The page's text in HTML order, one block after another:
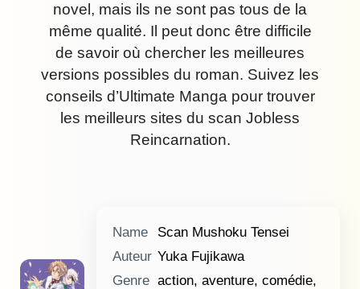
novel, mais ils ne sont pas tous de la
même qualité. Il peut donc être difficile
de savoir où chercher les meilleures
versions possibles du roman. Suivez les
conseils d’Ultimate Manga pour trouver
les meilleurs sites du scan Jobless
Reincarnation.
Name
Scan Mushoku Tensei
Auteur Yuka Fujikawa
Genre action, aventure, comédie,